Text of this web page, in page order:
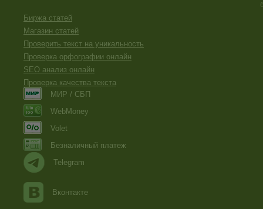
Биржа статей
Магазин статей
Проверить текст на уникальность
Проверка орфографии онлайн
SEO анализ онлайн
Проверка качества текста
МИР / СБП
WebMoney
Volet
Безналичный платеж
Telegram
Вконтакте